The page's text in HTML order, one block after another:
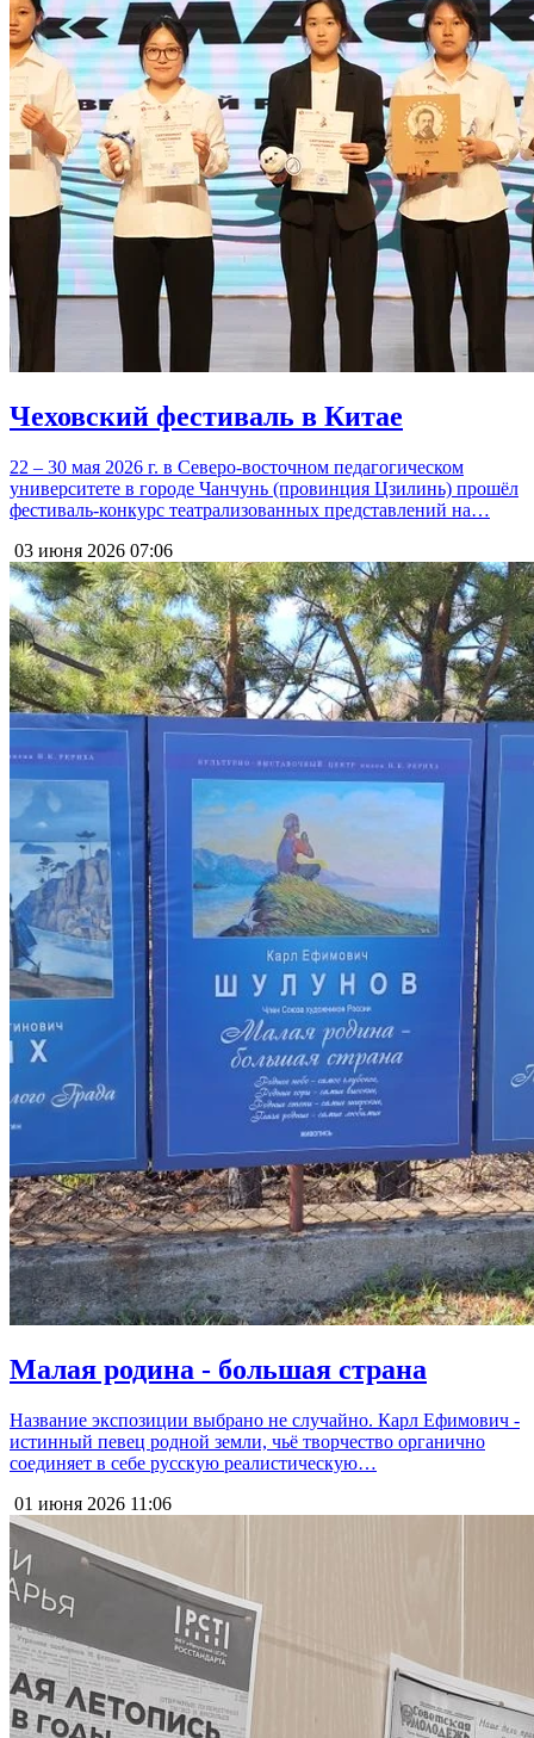
Чеховский фестиваль в Китае
22 – 30 мая 2026 г. в Северо-восточном педагогическом
университете в городе Чанчунь (провинция Цзилинь) прошёл
фестиваль-конкурс театрализованных представлений на…
03 июня 2026 07:06
Малая родина - большая страна
Название экспозиции выбрано не случайно. Карл Ефимович -
истинный певец родной земли, чьё творчество органично
соединяет в себе русскую реалистическую…
01 июня 2026 11:06